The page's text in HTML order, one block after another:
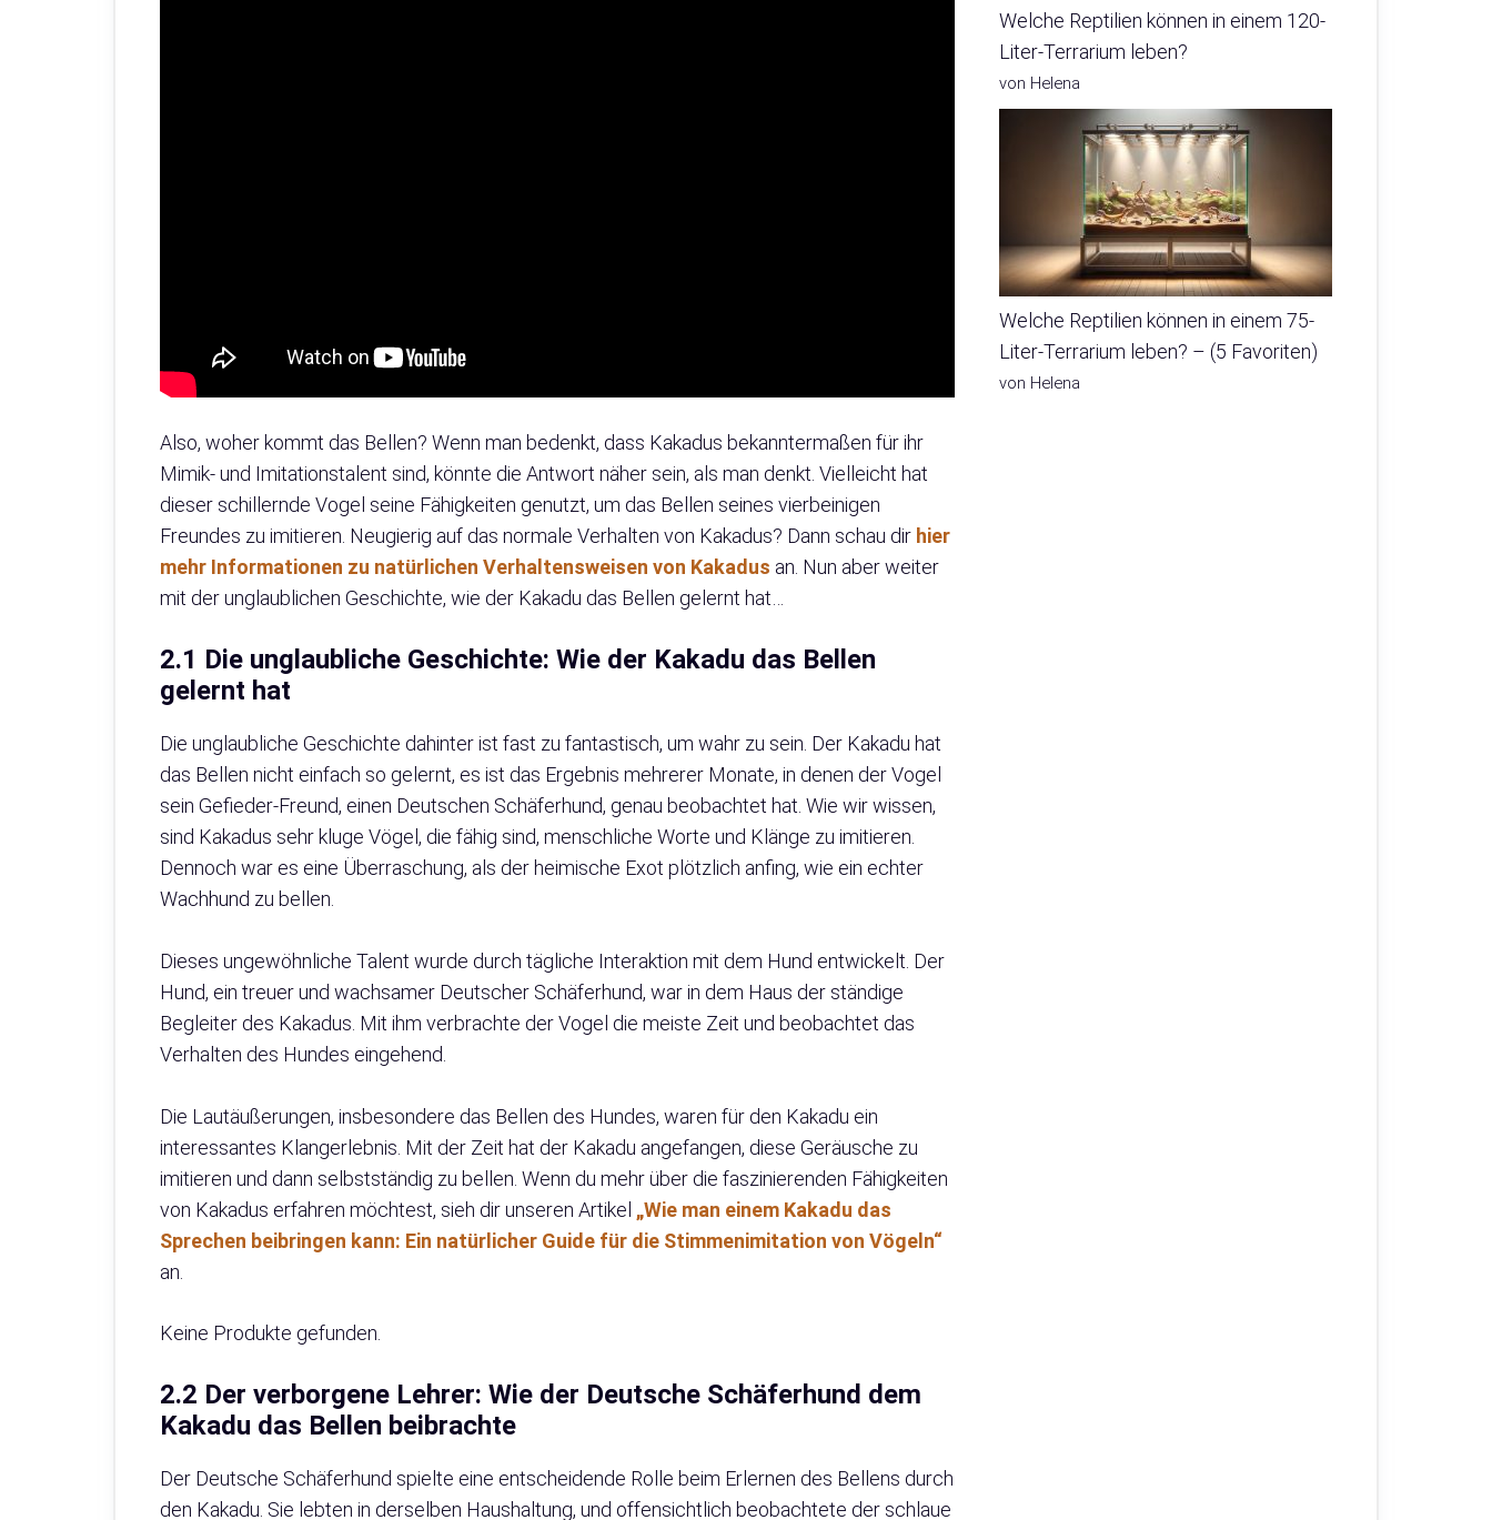
Also, woher kommt das Bellen? Wenn man bedenkt, dass Kakadus bekanntermaßen für ihr
Mimik- und Imitationstalent sind, könnte die Antwort näher sein, als man denkt. Vielleicht hat
dieser schillernde Vogel seine Fähigkeiten genutzt, um das Bellen seines vierbeinigen
Freundes zu imitieren. Neugierig auf das normale Verhalten von Kakadus? Dann schau dir hier
mehr Informationen zu natürlichen Verhaltensweisen von Kakadus an. Nun aber weiter
mit der unglaublichen Geschichte, wie der Kakadu das Bellen gelernt hat…
2.1 Die unglaubliche Geschichte: Wie der Kakadu das Bellen
gelernt hat
Die unglaubliche Geschichte dahinter ist fast zu fantastisch, um wahr zu sein. Der Kakadu hat
das Bellen nicht einfach so gelernt, es ist das Ergebnis mehrerer Monate, in denen der Vogel
sein Gefieder-Freund, einen Deutschen Schäferhund, genau beobachtet hat. Wie wir wissen,
sind Kakadus sehr kluge Vögel, die fähig sind, menschliche Worte und Klänge zu imitieren.
Dennoch war es eine Überraschung, als der heimische Exot plötzlich anfing, wie ein echter
Wachhund zu bellen.
Dieses ungewöhnliche Talent wurde durch tägliche Interaktion mit dem Hund entwickelt. Der
Hund, ein treuer und wachsamer Deutscher Schäferhund, war in dem Haus der ständige
Begleiter des Kakadus. Mit ihm verbrachte der Vogel die meiste Zeit und beobachtet das
Verhalten des Hundes eingehend.
Die Lautäußerungen, insbesondere das Bellen des Hundes, waren für den Kakadu ein
interessantes Klangerlebnis. Mit der Zeit hat der Kakadu angefangen, diese Geräusche zu
imitieren und dann selbstständig zu bellen. Wenn du mehr über die faszinierenden Fähigkeiten
von Kakadus erfahren möchtest, sieh dir unseren Artikel „Wie man einem Kakadu das
Sprechen beibringen kann: Ein natürlicher Guide für die Stimmenimitation von Vögeln“
an.
Keine Produkte gefunden.
2.2 Der verborgene Lehrer: Wie der Deutsche Schäferhund dem
Kakadu das Bellen beibrachte
Der Deutsche Schäferhund spielte eine entscheidende Rolle beim Erlernen des Bellens durch
den Kakadu. Sie lebten in derselben Haushaltung, und offensichtlich beobachtete der schlaue
Welche Reptilien können in einem 120-
Liter-Terrarium leben?
von Helena
Welche Reptilien können in einem 75-
Liter-Terrarium leben? – (5 Favoriten)
von Helena